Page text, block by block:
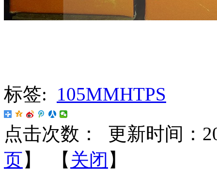
标签: 105MMHTPS
点击次数：
更新时间：
页】 【 关闭 】